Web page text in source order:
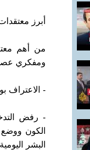
أبرز
من أهم
ومفكري
- الاعتراف
- رفض
الكون
البشر